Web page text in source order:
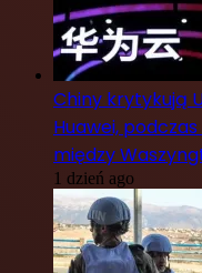
Chiny krytykują
Huawei,
między
1 dzień ago